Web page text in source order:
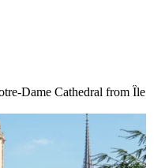
Dame Cathedral from Île